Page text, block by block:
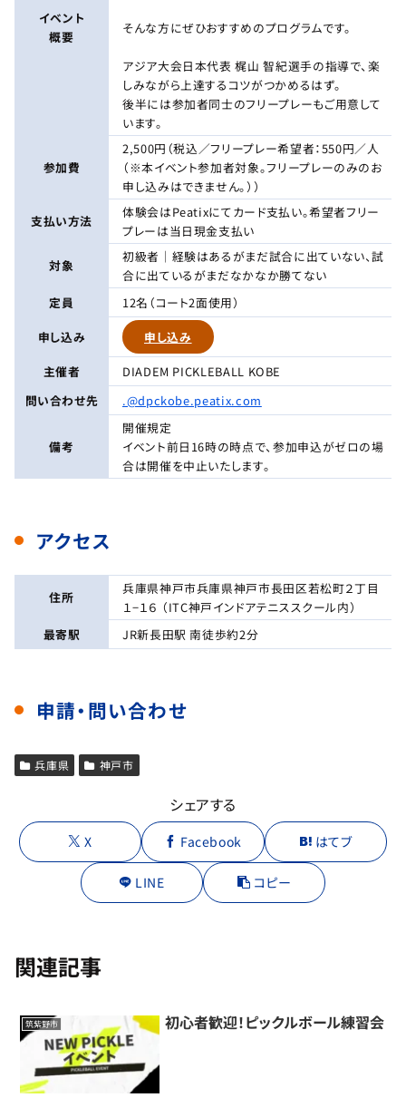
イベント
概要
そんな方にぜひおすすめのプログラムです。
アジア大会日本代表 梶山 智紀選手の指導で、楽
しみながら上達するコツがつかめるはず。
後半には参加者同士のフリープレーもご用意して
います。
参加費
2,500円（税込／フリープレー希望者：550円／人
（※本イベント参加者対象。フリープレーのみのお
申し込みはできません。））
支払い方法
体験会はPeatixにてカード支払い。希望者フリー
プレーは当日現金支払い
対象
初級者｜経験はあるがまだ試合に出ていない、試
合に出ているがまだなかなか勝てない
定員
12名（コート2面使用）
申し込み
申し込み
主催者
DIADEM PICKLEBALL KOBE
問い合わせ先
.@dpckobe.peatix.com
備考
開催規定
イベント前日16時の時点で、参加申込がゼロの場
合は開催を中止いたします。
アクセス
住所
兵庫県神戸市兵庫県神戸市長田区若松町２丁目
１−１６ （ITC神戸インドアテニススクール内）
最寄駅
JR新長田駅 南徒歩約2分
申請・問い合わせ
兵庫県 神戸市
シェアする
X Facebook はてブ
LINE コピー
関連記事
筑紫野市 初心者歓迎！ピックルボール練習会